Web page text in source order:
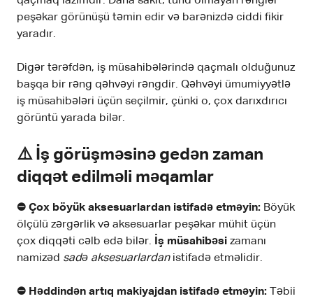
peşəkar görünüşü təmin edir və barənizdə ciddi fikir
yaradır.
Digər tərəfdən, iş müsahibələrində qaçmalı olduğunuz
başqa bir rəng qəhvəyi rəngdir. Qəhvəyi ümumiyyətlə
iş müsahibələri üçün seçilmir, çünki o, çox darıxdırıcı
görüntü yarada bilər.
⚠️ İş görüşməsinə gedən zaman
diqqət edilməli məqamlar
⛔️ Çox böyük aksesuarlardan istifadə etməyin: Böyük
ölçülü zərgərlik və aksesuarlar peşəkar mühit üçün
çox diqqəti cəlb edə bilər.
İş müsahibəsi zamanı
namizəd sadə aksesuarlardanistifadə etməlidir.
⛔️ Həddindən artıq makiyajdan istifadə etməyin:
Təbii